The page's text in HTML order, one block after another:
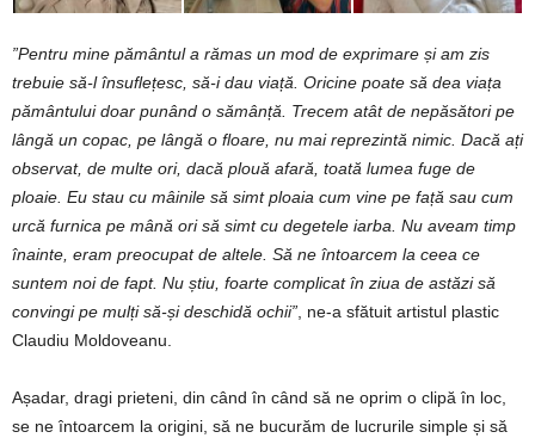
”Pentru mine pământula rămas un mod de exprimare șiam zis
trebuie să-lînsuflețesc, să-idau viață. Oricine poate să dea viața
pământuluidoar punând o sămânță. Trecem atâtde nepăsătoripe
lângă un copac, pe lângă o floare, nu maireprezintă nimic. Dacă ați
observat, de multe ori, dacă plouă afară, toată lumea fuge de
ploaie. Eu stau cu mâinile să simtploaia cum vine pe față sau cum
urcă furnica pe mână ori să simtcu degetele iarba. Nu aveam timp
înainte, eram preocupatde altele. Să ne întoarcem la ceea ce
suntem noide fapt. Nu știu, foarte complicatîn ziua de astăzisă
convingipe mulțisă-șideschidă ochii” , ne-a sfătuit artistul plastic
Claudiu Moldoveanu.
Așadar, dragi prieteni, din când în când să ne oprim o clipă în loc,
se ne întoarcem la origini, să ne bucurăm de lucrurile simple și să